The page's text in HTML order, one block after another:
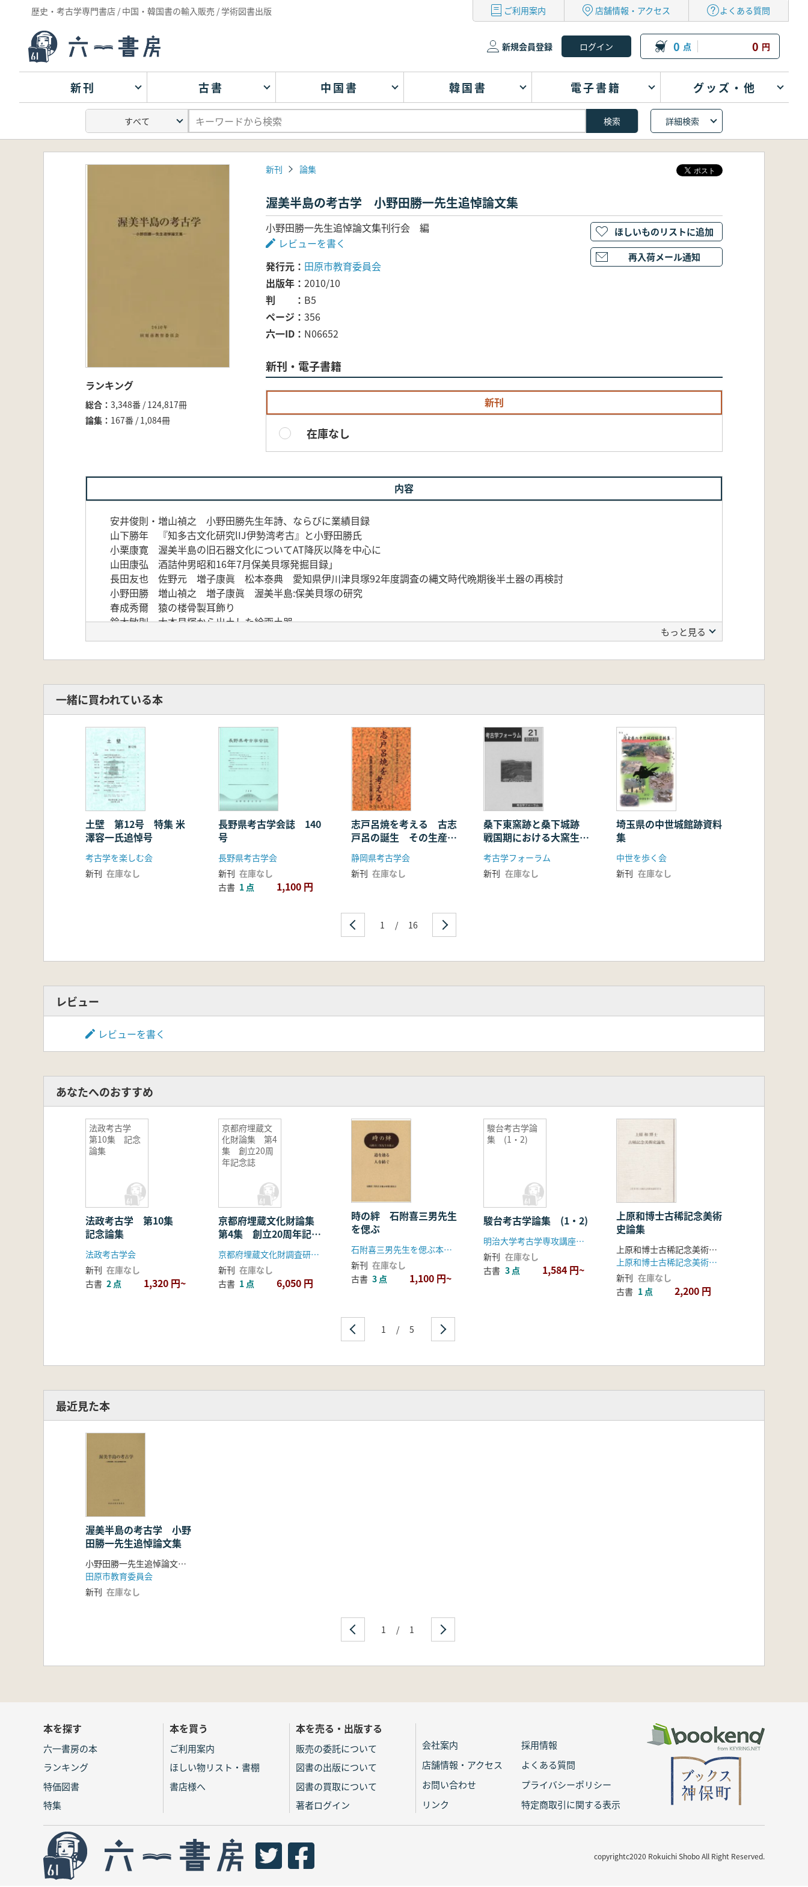
歴史・考古学専門書店 / 中国・韓国書の輸入販売 / 学術図書出版 ご利用案内 店舗情報・アクセス よくある質問
新規会員登録 0 点 0 円
新刊 古書 中国書 韓国書 電子書籍 グッズ・他
詳細検索
ランキング
総合
3,348番 / 124,817冊
論集
167番 / 1,084冊
新刊 論集
渥美半島の考古学 小野田勝一先生追悼論文集
小野田勝一先生追悼論文集刊行会 編
レビューを書く
発行元
田原市教育委員会
出版年
2010/10
判
B5
ページ
356
六一ID
N06652
新刊・電子書籍
新刊
在庫なし
ほしいものリストに追加
再入荷メール通知
内容
安井俊則・増山禎之 小野田勝先生年詩、ならびに業績目録
山下勝年 『知多古文化研究lIJ伊勢湾考古』と小野田勝氏
小栗康寛 渥美半島の旧石器文化についてAT降灰以降を中心に
山田康弘 酒詰仲男昭和16年7月保美貝塚発掘目録」
長田友也 佐野元 増子康眞 松本泰典 愛知県伊川津貝塚92年度調査の縄文時代晩期後半土器の再検討
小野田勝 増山禎之 増子康眞 渥美半島:保美貝塚の研究
春成秀爾 猿の楼骨製耳飾り
鈴木敏則 大本貝塚から出土した絵画土器
早野浩二 渥美半島の鉄製祭杷兵藤原1号墳の鉄鋒と栄巌古墳群の鉄製馬形
吉岡康暢 中世窯の成立展開と加飾法渥美常滑窯の押印文刻文を中心に
八重樫忠郎 消費地からの渥美編年
石川明弘 石川智江 豊橋市普門寺出土の陶硯
青木修 会津坂下町雷神山経塚出土の渥美奈灰勅査について
赤羽一郎 渥美と常滑陶土にこだわる
もっと見る
一緒に買われている本
土壁 第12号 特集 米
澤容一氏追悼号
考古学を楽しむ会
新刊 在庫なし
長野県考古学会誌 140
号
長野県考古学会
新刊 在庫なし
古書 1 点 1,100 円
志戸呂焼を考える 古志
戸呂の誕生 その生産と
流通
静岡県考古学会
新刊 在庫なし
桑下東窯跡と桑下城跡
戦国期における大窯生産
のすがた
考古学フォーラム
新刊 在庫なし
埼玉県の中世城館跡資料
集
中世を歩く会
新刊 在庫なし
1 / 16
レビュー
レビューを書く
あなたへのおすすめ
法政考古学
第10集 記念
論集
法政考古学 第10集
記念論集
法政考古学会
新刊 在庫なし
古書 2 点 1,320 円~
京都府埋蔵文
化財論集 第4
集 創立20周
年記念誌
京都府埋蔵文化財論集
第4集 創立20周年記念
誌
京都府埋蔵文化財調査研究センター
新刊 在庫なし
古書 1 点 6,050 円
時の絆 石附喜三男先生
を偲ぶ
石附喜三男先生を偲ぶ本刊行委員会
新刊 在庫なし
古書 3 点 1,100 円~
駿台考古学論
集 (1・2)
駿台考古学論集 (1・2)
明治大学考古学専攻講座創設二十五周年記念会
新刊 在庫なし
古書 3 点 1,584 円~
上原和博士古稀記念美術
史論集
上原和博士古稀記念美術史論集刊行会 編
上原和博士古稀記念美術史論集刊行会
新刊 在庫なし
古書 1 点 2,200 円
1 / 5
最近見た本
渥美半島の考古学 小野
田勝一先生追悼論文集
小野田勝一先生追悼論文集刊行会 編
田原市教育委員会
新刊 在庫なし
1 / 1
本を探す
六一書房の本
ランキング
特価図書
特集
本を買う
ご利用案内
ほしい物リスト・書棚
書店様へ
本を売る・出版する
販売の委託について
図書の出版について
図書の買取について
著者ログイン
会社案内
採用情報
店舗情報・アクセス
よくある質問
お問い合わせ
プライバシーポリシー
リンク
特定商取引に関する表示
copyrightc2020 Rokuichi Shobo All Right Reserved.